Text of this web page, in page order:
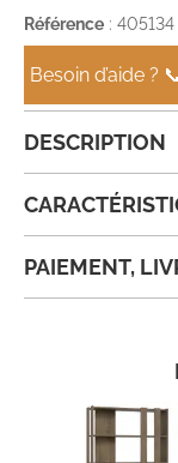
Référence : 405134
Besoin d’aide ?
DESCRIPTION
PAIEMENT,